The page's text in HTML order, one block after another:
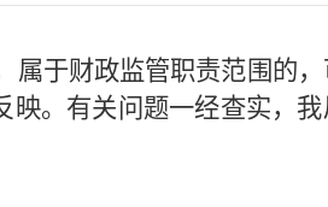
属于财政监管职责范围的，
映。有关问题一经查实，